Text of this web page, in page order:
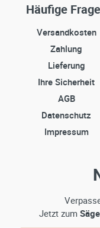
Häufige
Versandkosten
Zahlung
Lieferung
Ihre Sicherheit
AGB
Datenschutz
Impressum
Jetzt zum